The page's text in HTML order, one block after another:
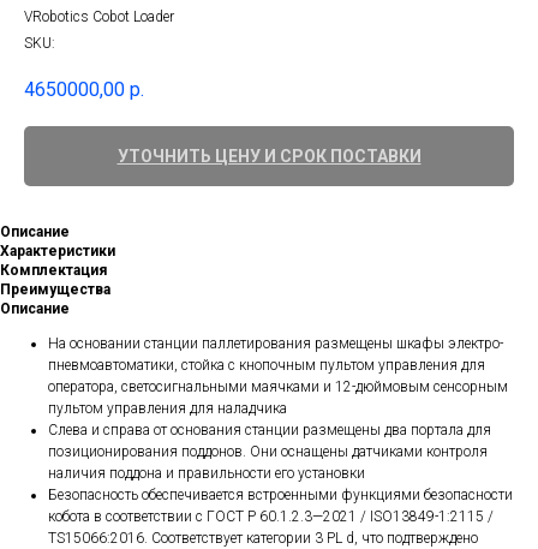
VRobotics Cobot Loader
SKU:
4650000,00 р.
УТОЧНИТЬ ЦЕНУ И СРОК ПОСТАВКИ
Описание
Характеристики
Комплектация
Преимущества
Описание
На основании станции паллетирования размещены шкафы электро-
пневмоавтоматики, стойка с кнопочным пультом управления для
оператора, светосигнальными маячками и 12-дюймовым сенсорным
пультом управления для наладчика
Слева и справа от основания станции размещены два портала для
позиционирования поддонов. Они оснащены датчиками контроля
наличия поддона и правильности его установки
Безопасность обеспечивается встроенными функциями безопасности
кобота в соответствии с ГОСТ Р 60.1.2.3—2021 / ISO13849-1:2115 /
TS15066:2016. Соответствует категории 3 PL d, что подтверждено